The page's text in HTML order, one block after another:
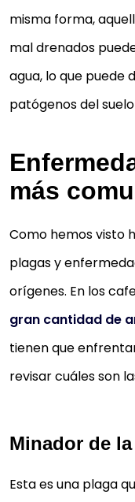
misma forma,
mal drenados
agua, lo que puede
patógenos del
más
Como hemos visto
plagas y
orígenes. En los
gran cantidad de
tienen que
revisar cuáles son
Minador de
Esta es una plaga